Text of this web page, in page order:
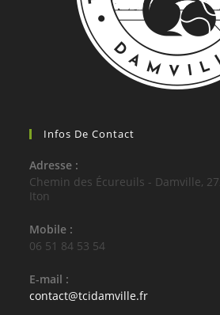
Infos De Contact
Adresse :
Chemin des Écureuils - Damville,
Iton
Mobile :
06 51 84 53 54
E-mail :
contact@tcidamville.frS’ouvre